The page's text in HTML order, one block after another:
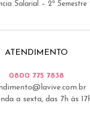
Salarial – 2º Semestre
ATENDIMENTO
0800 775 7838
a sexta, das 7h às